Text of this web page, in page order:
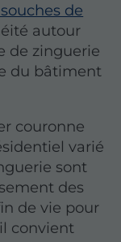
de
autour
de zinguerie
du bâtiment
couronne
varié
sont
des
de vie pour
convient